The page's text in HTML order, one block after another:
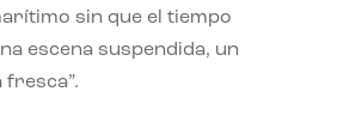
sin que el tiempo
escena suspendida, un
fresca”.